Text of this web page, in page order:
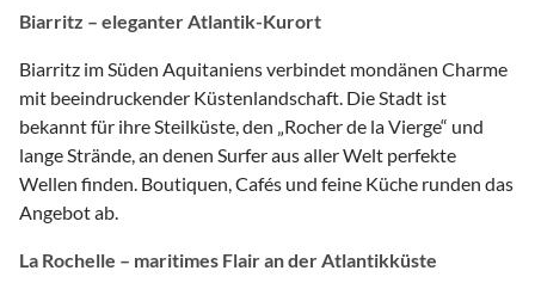
Biarritz – eleganter Atlantik-Kurort
Biarritz im Süden Aquitaniens verbindet mondänen Charme
mit beeindruckender Küstenlandschaft. Die Stadt ist
bekannt für ihre Steilküste, den „Rocher de la Vierge“ und
lange Strände, an denen Surfer aus aller Welt perfekte
Wellen finden. Boutiquen, Cafés und feine Küche runden das
Angebot ab.
La Rochelle – maritimes Flair an der Atlantikküste